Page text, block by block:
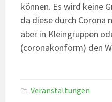
können. Es wird keine
da diese durch Corona
aber in Kleingruppen
(coronakonform) den
Veranstaltungen